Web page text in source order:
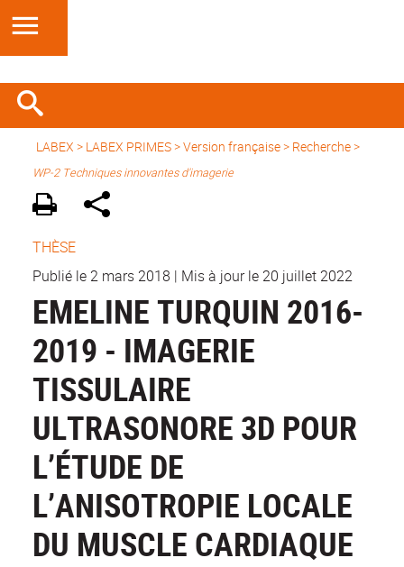
LABEX > LABEX PRIMES>Version française> Recherche >
WP-2 Techniques innovantes d'imagerie
THÈSE
Publié le 2 mars 2018 | Mis à jour le 20 juillet 2022
EMELINE TURQUIN 2016-
2019 - IMAGERIE
TISSULAIRE
ULTRASONORE 3D POUR
L’ÉTUDE DE
L’ANISOTROPIE LOCALE
DU MUSCLE CARDIAQUE